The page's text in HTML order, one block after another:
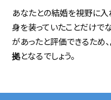
あなたとの結婚を視野に
身を装っていたことだけで
があったと評価できるため、
拠となるでしょう。